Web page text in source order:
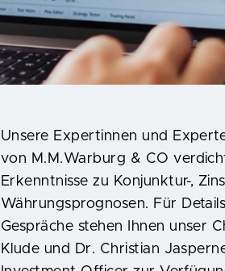
Unsere Expertinnen und
von M.M.Warburg & CO
Erkenntnisse zu Konjunktur-,
Währungsprognosen. Für
Gespräche stehen Ihnen unser
Klude und Dr. Christian